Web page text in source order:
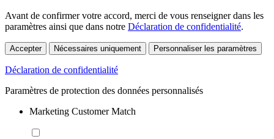
Avant de confirmer votre accord, merci de vous renseigner dans les
paramètres ainsi que dans notre Déclaration de confidentialité.
Accepter Nécessaires uniquement Personnaliser les paramètres
Déclaration de confidentialité
Paramètres de protection des données personnalisés
Marketing Customer Match